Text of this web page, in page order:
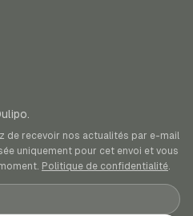
de recevoir nos actualités par e-mail
uniquement pour cet envoi et vous
Politique de confidentialité.